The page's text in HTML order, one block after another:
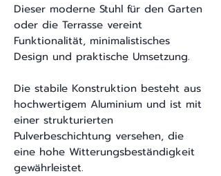
Dieser moderne Stuhl für den Garten
oder die Terrasse vereint
Funktionalität, minimalistisches
Design und praktische Umsetzung.
Die stabile Konstruktion besteht aus
hochwertigem Aluminium und ist mit
einer strukturierten
Pulverbeschichtung versehen, die
eine hohe Witterungsbeständigkeit
gewährleistet.